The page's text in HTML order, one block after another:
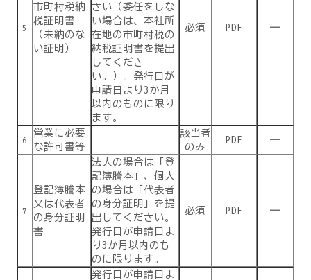
5
市町村税納
税証明書
（未納のな
い証明）
さい（委任をしな
い場合は、本社所
在地の市町村税の
納税証明書を提出
してくださ
い。）。発行日が
申請日より3か月
以内のものに限り
ます。
必須 PDF ―
6
営業に必要
な許可書等
該当者
のみ
PDF ―
7
登記簿謄本
又は代表者
の身分証明
書
法人の場合は「登
記簿謄本」、個人
の場合は「代表者
の身分証明」を提
出してください。
発行日が申請日よ
り3か月以内のも
のに限ります。
必須 PDF ―
発行日が申請日よ